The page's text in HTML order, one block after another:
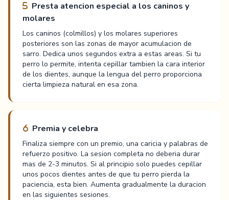
Presta atencion especial a los caninos y
molares
Los caninos (colmillos) y los molares superiores
posteriores son las zonas de mayor acumulacion de
sarro. Dedica unos segundos extra a estas areas. Si tu
perro lo permite, intenta cepillar tambien la cara interior
de los dientes, aunque la lengua del perro proporciona
cierta limpieza natural en esa zona.
Premia y celebra
Finaliza siempre con un premio, una caricia y palabras de
refuerzo positivo. La sesion completa no deberia durar
mas de 2-3 minutos. Si al principio solo puedes cepillar
unos pocos dientes antes de que tu perro pierda la
paciencia, esta bien. Aumenta gradualmente la duracion
en las siguientes sesiones.